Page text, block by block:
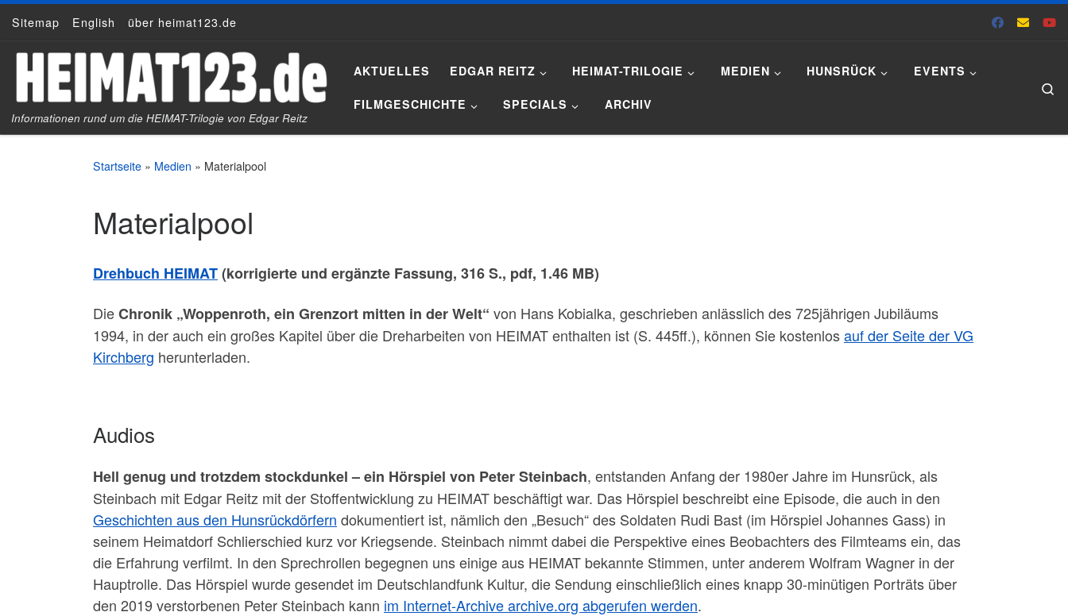
Zum Inhalt springen
Sitemap English über heimat123.de
Informationen rund um die HEIMAT-Trilogie von Edgar Reitz
AKTUELLES EDGAR REITZ HEIMAT-TRILOGIE MEDIEN HUNSRÜCK EVENTS
FILMGESCHICHTE SPECIALS ARCHIV
Startseite » Medien » Materialpool
Materialpool
Drehbuch HEIMAT(korrigierte und ergänzte Fassung, 316 S., pdf, 1.46 MB)
DieChronik „Woppenroth, ein Grenzort mitten in der Welt“ von Hans Kobialka, geschrieben anlässlich des 725jährigen Jubiläums
1994, in der auch ein großes Kapitel über die Dreharbeiten von HEIMAT enthalten ist (S. 445ff.), können Sie kostenlosauf der Seite der VG
Kirchberg herunterladen.
Audios
Hell genug und trotzdem stockdunkel – ein Hörspiel von Peter Steinbach, entstanden Anfang der 1980er Jahre im Hunsrück, als
Steinbach mit Edgar Reitz mit der Stoffentwicklung zu HEIMAT beschäftigt war. Das Hörspiel beschreibt eine Episode, die auch in den
Geschichten aus den Hunsrückdörfern dokumentiert ist, nämlich den „Besuch“ des Soldaten Rudi Bast (im Hörspiel Johannes Gass) in
seinem Heimatdorf Schlierschied kurz vor Kriegsende. Steinbach nimmt dabei die Perspektive eines Beobachters des Filmteams ein, das
die Erfahrung verfilmt. In den Sprechrollen begegnen uns einige aus HEIMAT bekannte Stimmen, unter anderem Wolfram Wagner in der
Hauptrolle. Das Hörspiel wurde gesendet im Deutschlandfunk Kultur, die Sendung einschließlich eines knapp 30-minütigen Porträts über
den 2019 verstorbenen Peter Steinbach kann im Internet-Archive archive.org abgerufen werden.